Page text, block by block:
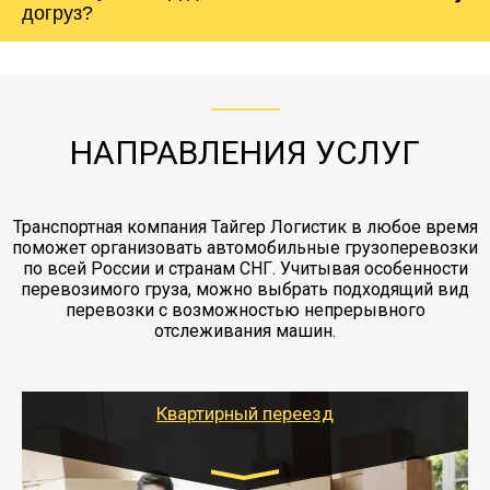
холодильника - обложить картонными
коробками и обмотать стрейч пленкой.
Вашего груза по ставке 0.15 от стоимости
груза. Мы сотрудничаем по услугам страховки
заканчивая выгрузкой в пункте получателя.
догруз?
НАПРАВЛЕНИЯ УСЛУГ
Транспортная компания Тайгер Логистик в любое время
поможет организовать автомобильные грузоперевозки
по всей России и странам СНГ. Учитывая особенности
перевозимого груза, можно выбрать подходящий вид
перевозки с возможностью непрерывного
отслеживания машин.
Квартирный переезд